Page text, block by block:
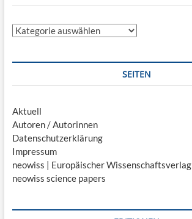
Kategorien
SEITEN
Aktuell
Autoren / Autorinnen
Datenschutzerklärung
Impressum
neowiss | Europäischer Wissenschaftsverlag
neowiss science papers